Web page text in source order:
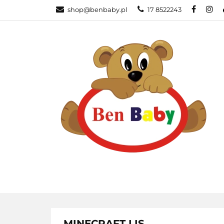
shop@benbaby.pl 17 8522243